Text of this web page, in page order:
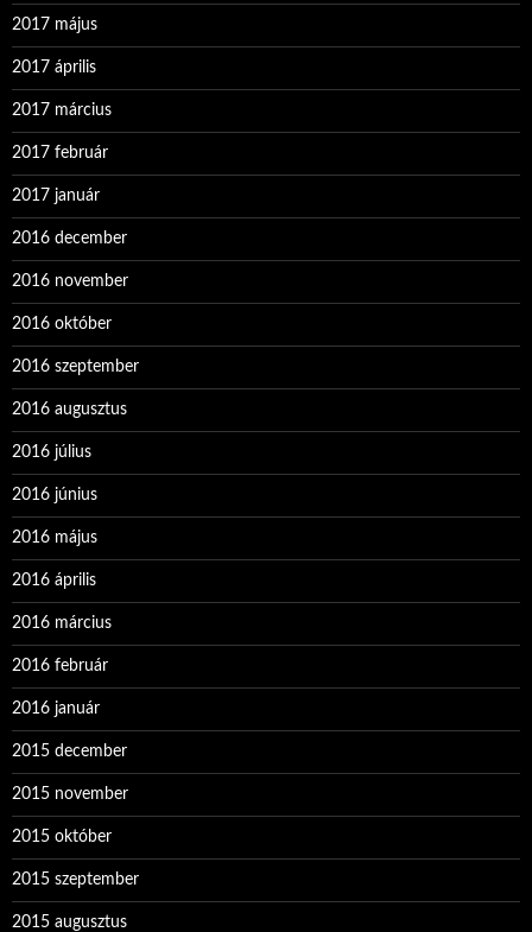
2017 május
2017 április
2017 március
2017 február
2017 január
2016 december
2016 november
2016 október
2016 szeptember
2016 augusztus
2016 július
2016 június
2016 május
2016 április
2016 március
2016 február
2016 január
2015 december
2015 november
2015 október
2015 szeptember
2015 augusztus